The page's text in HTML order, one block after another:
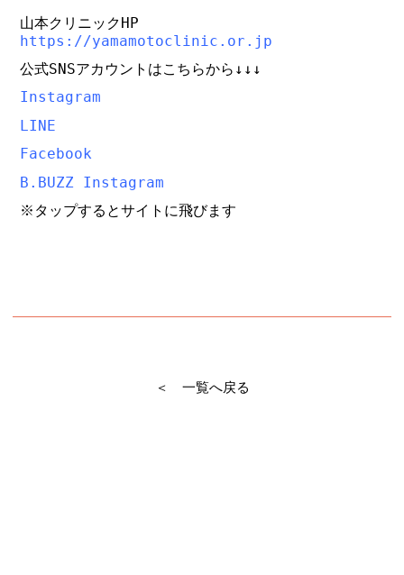
山本クリニックHP
https://yamamotoclinic.or.jp
公式SNSアカウントはこちらから↓↓↓
Instagram
LINE
Facebook
B.BUZZ Instagram
※タップするとサイトに飛びます
＜ 一覧へ戻る